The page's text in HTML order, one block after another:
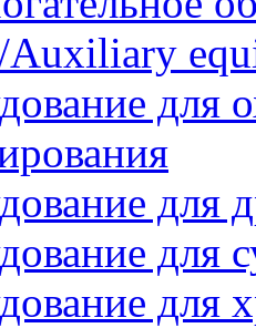
Auxiliary
для
для
для
для